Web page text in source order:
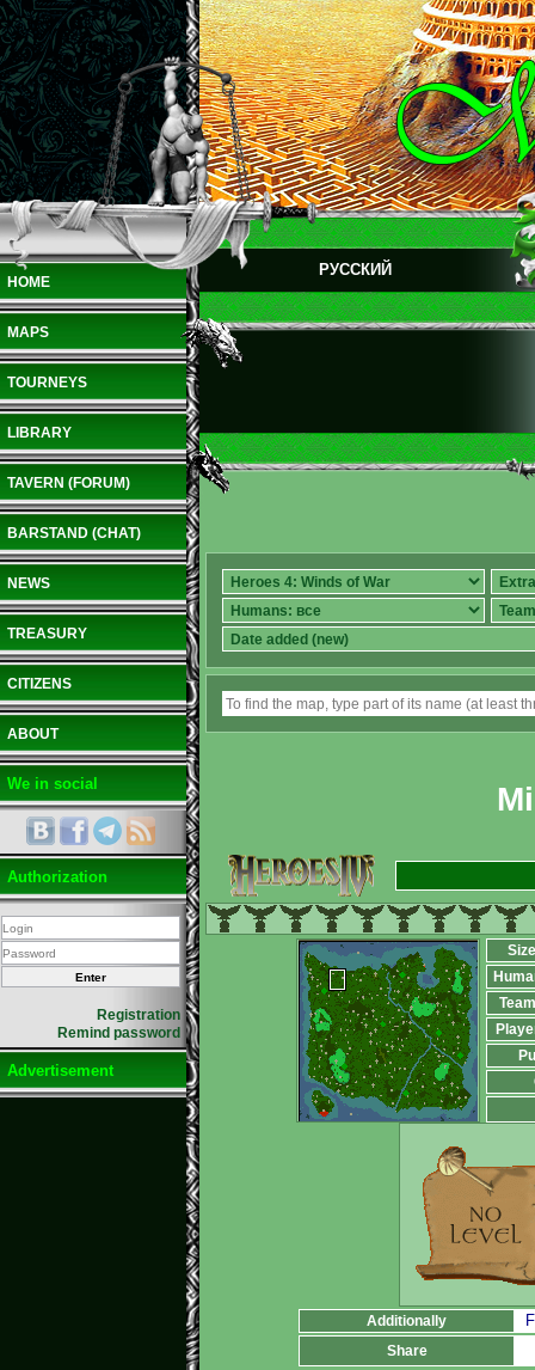
HOME
MAPS
TOURNEYS
LIBRARY
TAVERN (FORUM)
BARSTAND (CHAT)
NEWS
TREASURY
CITIZENS
ABOUT
We in social
Authorization
Registration
Remind password
Advertisement
РУССКИЙ
Size
Additionally
Share